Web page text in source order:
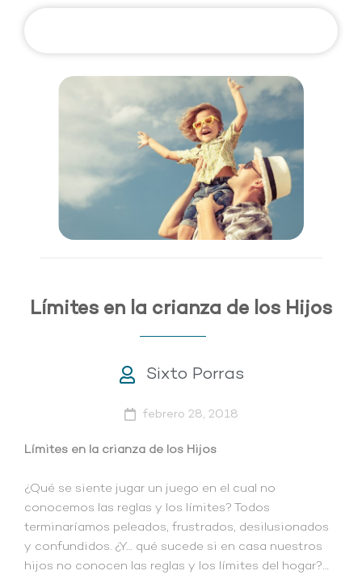
Límites en la crianza de los Hijos
Sixto Porras
febrero 28, 2018
Límites en la crianza de los Hijos
¿Qué se siente jugar un juego en el cual no
conocemos las reglas y los límites? Todos
terminaríamos peleados, frustrados, desilusionados
y confundidos. ¿Y… qué sucede si en casa nuestros
hijos no conocen las reglas y los límites del hogar?…